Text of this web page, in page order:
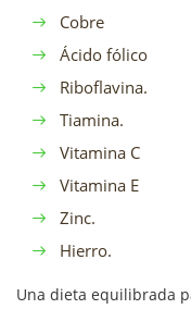
Cobre
Ácido fólico
Riboflavina.
Tiamina.
Vitamina C
Vitamina E
Zinc.
Hierro.
Una dieta equilibrada